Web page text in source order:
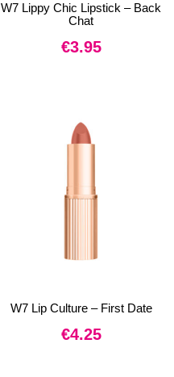
W7 Lippy Chic Lipstick – Back
Chat
€3.95
W7 Lip Culture – First Date
€4.25